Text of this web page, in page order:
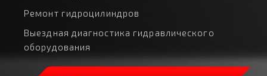
Ремонт гидроцилиндров
Выездная диагностика гидравлического
оборудования